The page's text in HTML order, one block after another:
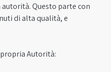
Questo parte con
di alta qualità, e
Autorità: